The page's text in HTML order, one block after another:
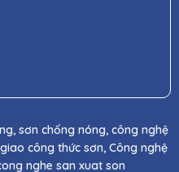
sơn chống nóng, công nghệ
công thức sơn, Công nghệ
nghe san xuat son